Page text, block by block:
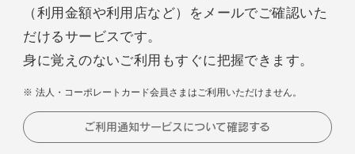
（利用金額や利用店など）をメールでご確認いた
だけるサービスです。
身に覚えのないご利用もすぐに把握できます。
法人・コーポレートカード会員さまはご利用いただけません。
ご利用通知サービスについて確認する